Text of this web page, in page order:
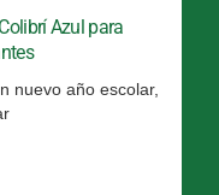
Azul para
nuevo año escolar,